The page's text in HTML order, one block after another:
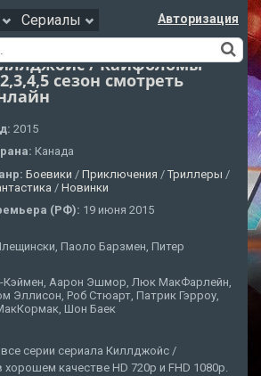
Сериалы Авторизация
/ Кайфоломы
сезон смотреть
2015
Канада
Боевики / Приключения / Триллеры /
/ Новинки
(РФ): 19 июня 2015
Паоло Барзмен, Питер
Кэймен, Аарон Эшмор, Люк МакФарлейн,
Эллисон, Роб Стюарт, Патрик Гэрроу,
Шон Баек
серии сериала Киллджойс /
качестве HD 720p и FHD 1080p.